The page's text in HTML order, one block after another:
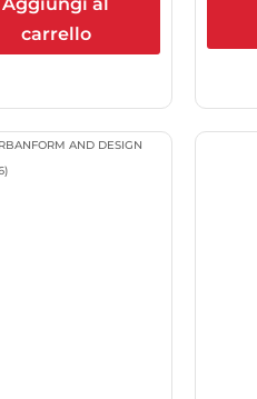
Aggiungi al
carrello